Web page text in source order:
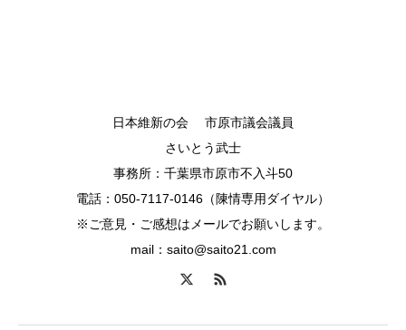
日本維新の会 市原市議会議員
さいとう武士
事務所：千葉県市原市不入斗50
電話：050-7117-0146（陳情専用ダイヤル）
※ご意見・ご感想はメールでお願いします。
mail：saito@saito21.com